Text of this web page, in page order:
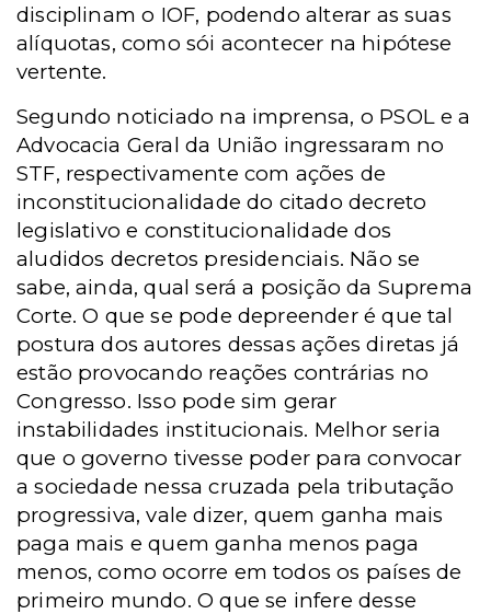
disciplinam o IOF, podendo alterar as suas
alíquotas, como sói acontecer na hipótese
vertente.
Segundo noticiado na imprensa, o PSOL e a
Advocacia Geral da União ingressaram no
STF, respectivamente com ações de
inconstitucionalidade do citado decreto
legislativo e constitucionalidade dos
aludidos decretos presidenciais. Não se
sabe, ainda, qual será a posição da Suprema
Corte. O que se pode depreender é que tal
postura dos autores dessas ações diretas já
estão provocando reações contrárias no
Congresso. Isso pode sim gerar
instabilidades institucionais. Melhor seria
que o governo tivesse poder para convocar
a sociedade nessa cruzada pela tributação
progressiva, vale dizer, quem ganha mais
paga mais e quem ganha menos paga
menos, como ocorre em todos os países de
primeiro mundo. O que se infere desse